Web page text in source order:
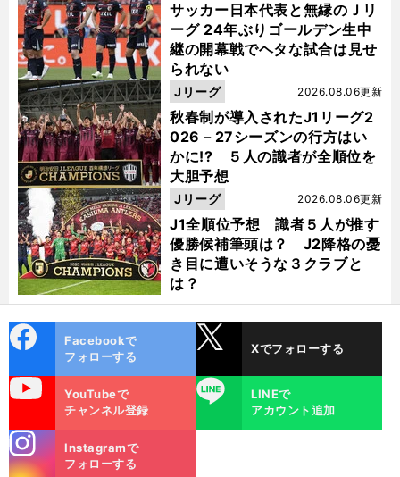
サッカー日本代表と無縁のＪリ
ーグ 24年ぶりゴールデン生中
継の開幕戦でヘタな試合は見せ
られない
秋春制が導入されたJ1リーグ2
026－27シーズンの行方はい
かに!? ５人の識者が全順位を
大胆予想
2026.08.06更新
Jリーグ
J1全順位予想 識者５人が推す
優勝候補筆頭は？ J2降格の憂
き目に遭いそうな３クラブと
は？
2026.08.06更新
Jリーグ
ok
Facebookで
フォローする
Xでフォローする
YouTubeで
チャンネル登録
LINE
LINEで
アカウント追加
m
Instagramで
フォローする